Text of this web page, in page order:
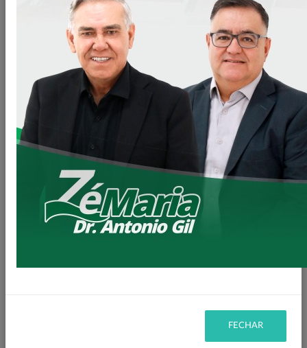
fomos contemplados com a vinda do Programa CastraPet
Paraná para Loanda.
Programa este que realiza a castração gratuita, além de
às famílias a medicação para o pós-operatório e
todas as orientações para garantir o bem-estar do animal.
O programa vem a custo zero, o município não
pagou nada por todas as castrações, ao todo foram
castrados 139 animais, sendo 65 gatos(as) e 74
cachorros(as).
A esterilização acontece dentro de um castramóvel, unidade
equipada com centro cirúrgico, sala de recuperação, sala de
preparo, autoclave, aparelhos de anestesia inalatória,
monitor multiparamétrico, entre outros, o que garante um
Governador Ratinho Júnior e a toda nossa equipe, que
trabalhou incansavelmente para a realização do projeto.
FECHAR